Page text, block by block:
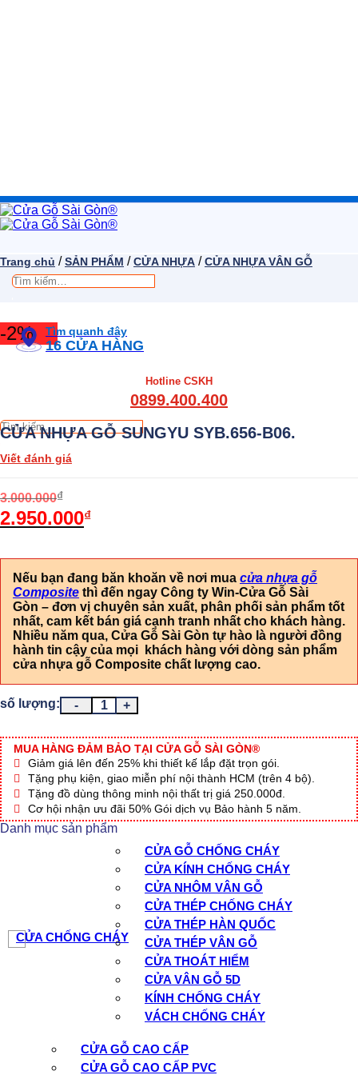
Tìm
Tìm quanh đây
16 CỬA HÀNG
Hotline CSKH
0899.400.400
Tìm
kiếm:
Trang chủ / SẢN PHẨM / CỬA NHỰA / CỬA NHỰA VÂN GỖ
-2%
CỬA NHỰA GỖ SUNGYU SYB.656-B06.
Viết đánh giá
3.000.000₫
2.950.000₫
Nếu bạn đang băn khoăn về nơi mua cửa nhựa gỗ
Composite thì đến ngay Công ty Win-Cửa Gỗ Sài
Gòn – đơn vị chuyên sản xuất, phân phối sản phẩm tốt
nhất, cam kết bán giá cạnh tranh nhất cho khách hàng.
Nhiều năm qua, Cửa Gỗ Sài Gòn tự hào là người đồng
hành tin cậy của mọi khách hàng với dòng sản phẩm
cửa nhựa gỗ Composite chất lượng cao.
CỬA NHỰA GỖ SUNGYU SYB.656-B06. số lượng
MUA HÀNG ĐẢM BẢO TẠI CỬA GỖ SÀI GÒN®
Giảm giá lên đến 25% khi thiết kế lắp đặt trọn gói.
Tặng phụ kiện, giao miễn phí nội thành HCM (trên 4 bộ).
Tặng đồ dùng thông minh nội thất trị giá 250.000đ.
Cơ hội nhận ưu đãi 50% Gói dịch vụ Bảo hành 5 năm.
Danh mục sản phẩm
CỬA CHỐNG CHÁY
CỬA GỖ CHỐNG CHÁY
CỬA KÍNH CHỐNG CHÁY
CỬA NHÔM VÂN GỖ
CỬA THÉP CHỐNG CHÁY
CỬA THÉP HÀN QUỐC
CỬA THÉP VÂN GỖ
CỬA THOÁT HIỂM
CỬA VÂN GỖ 5D
KÍNH CHỐNG CHÁY
VÁCH CHỐNG CHÁY
CỬA GỖ CAO CẤP
CỬA GỖ CAO CẤP PVC